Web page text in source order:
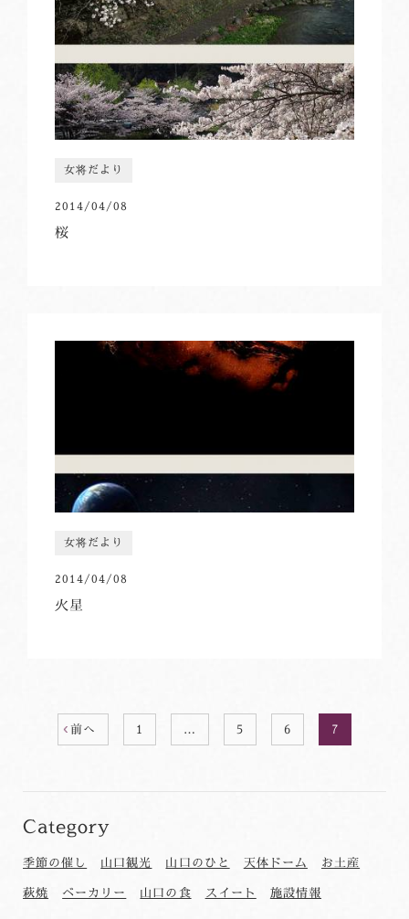
女将だより
2014/04/08
桜
女将だより
2014/04/08
火星
前へ 1 … 5 6 7
Category
季節の催し 山口観光 山口のひと 天体ドーム
お土産
萩焼
ベーカリー 山口の食 スイート 施設情報